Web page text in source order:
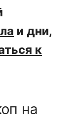
и дни,
к
на